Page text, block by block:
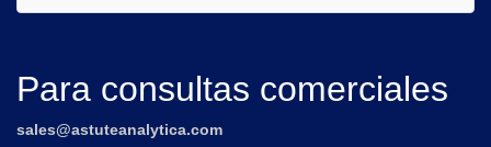
Para consultas comerciales
sales@astuteanalytica.com